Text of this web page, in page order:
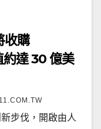
購
達 30 億美
步伐，開啟由人